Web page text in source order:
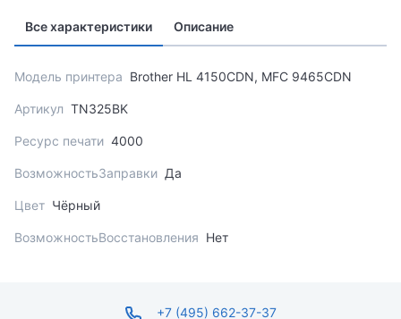
Все характеристики Описание
Модель принтера Brother HL 4150CDN, MFC 9465CDN
Артикул TN325BK
Ресурс печати 4000
ВозможностьЗаправки Да
Цвет Чёрный
ВозможностьВосстановления Нет
+7 (495) 662-37-37